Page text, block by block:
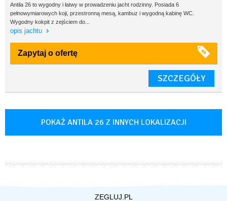
Antila 26 to wygodny i łatwy w prowadzeniu jacht rodzinny. Posiada 6
pełnowymiarowych koji, przestronną mesą, kambuz i wygodną kabinę WC.
Wygodny kokpit z zejściem do...
opis jachtu
Zapytaj o ofertę
SZCZEGÓŁY
POKAŻ ANTILA 26 Z INNYCH LOKALIZACJI
ZEGLUJ.PL